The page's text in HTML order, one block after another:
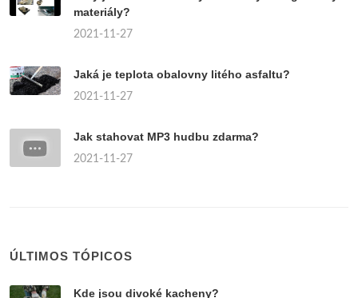
materiály?
2021-11-27
Jaká je teplota obalovny litého asfaltu?
2021-11-27
Jak stahovat MP3 hudbu zdarma?
2021-11-27
ÚLTIMOS TÓPICOS
Kde jsou divoké kacheny?